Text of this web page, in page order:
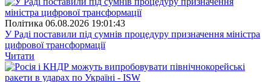
Полiтика 06.08.2026 19:01:43
У Раді поставили під сумнів процедуру призначення міністра
цифрової трансформації
Читати